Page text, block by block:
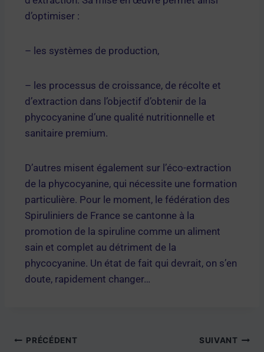
d’optimiser :
– les systèmes de production,
– les processus de croissance, de récolte et
d’extraction dans l’objectif d’obtenir de la
phycocyanine d’une qualité nutritionnelle et
sanitaire premium.
D’autres misent également sur l’éco-extraction
de la phycocyanine, qui nécessite une formation
particulière. Pour le moment, le fédération des
Spiruliniers de France se cantonne à la
promotion de la spiruline comme un aliment
sain et complet au détriment de la
phycocyanine. Un état de fait qui devrait, on s’en
doute, rapidement changer…
PRÉCÉDENT SUIVANT